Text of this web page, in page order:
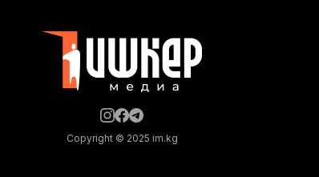
убактылуу өзгөрүүлөрдү эске алып, жол
белгилеринин талаптарын так
Copyright © 2025 im.kg